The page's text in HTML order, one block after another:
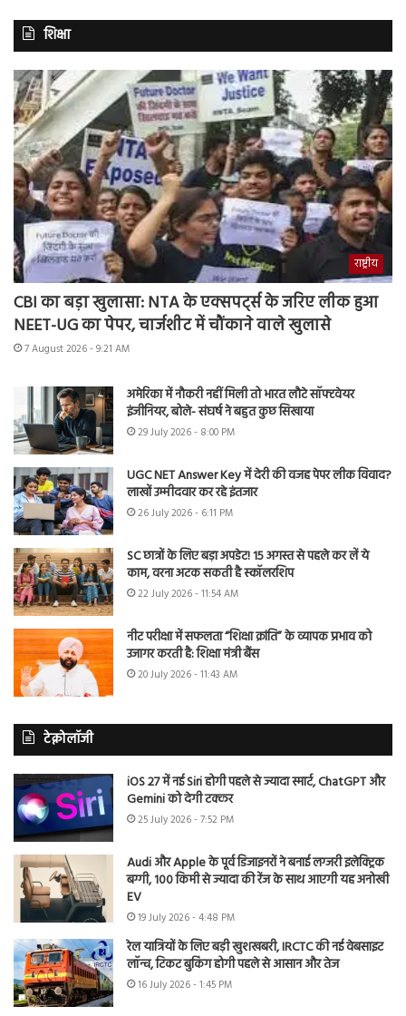
शिक्षा
राष्ट्रीय
CBI का बड़ा खुलासा: NTA के एक्सपर्ट्स के जरिए लीक हुआ
NEET-UG का पेपर, चार्जशीट में चौंकाने वाले खुलासे
7 August 2026 - 9:21 AM
अमेरिका में नौकरी नहीं मिली तो भारत लौटे सॉफ्टवेयर
इंजीनियर, बोले- संघर्ष ने बहुत कुछ सिखाया
29 July 2026 - 8:00 PM
UGC NET Answer Key में देरी की वजह पेपर लीक विवाद?
लाखों उम्मीदवार कर रहे इंतजार
26 July 2026 - 6:11 PM
SC छात्रों के लिए बड़ा अपडेट! 15 अगस्त से पहले कर लें ये
काम, वरना अटक सकती है स्कॉलरशिप
22 July 2026 - 11:54 AM
नीट परीक्षा में सफलता “शिक्षा क्रांति” के व्यापक प्रभाव को
उजागर करती है: शिक्षा मंत्री बैंस
20 July 2026 - 11:43 AM
टेक्नोलॉजी
iOS 27 में नई Siri होगी पहले से ज्यादा स्मार्ट, ChatGPT और
Gemini को देगी टक्कर
25 July 2026 - 7:52 PM
Audi और Apple के पूर्व डिजाइनरों ने बनाई लग्जरी इलेक्ट्रिक
बग्गी, 100 किमी से ज्यादा की रेंज के साथ आएगी यह अनोखी
EV
19 July 2026 - 4:48 PM
रेल यात्रियों के लिए बड़ी खुशखबरी, IRCTC की नई वेबसाइट
लॉन्च, टिकट बुकिंग होगी पहले से आसान और तेज
16 July 2026 - 1:45 PM